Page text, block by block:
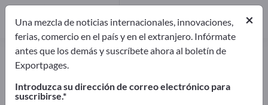
Leche y productos lácteos –
encuentre fabricantes y
proveedores
Fabricantes
×
Una mezcla de noticias internacionales, innovaciones,
ferias, comercio en el país y en el extranjero. Infórmate
antes que los demás y suscríbete ahora al boletín de
Exportpages.
Introduzca su dirección de correo electrónico para
suscribirse.